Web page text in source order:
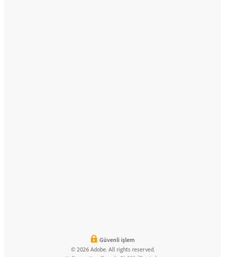
Güvenli işlem
© 2026 Adobe. All rights reserved.